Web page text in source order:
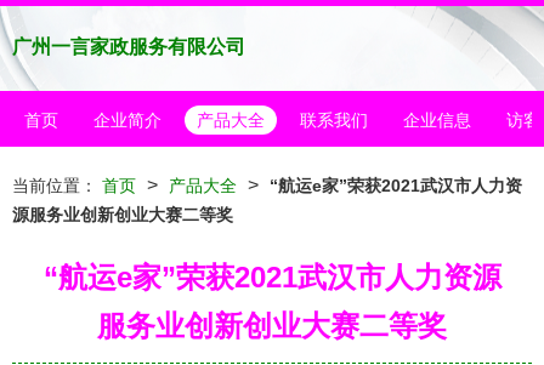
广州一言家政服务有限公司
首页 企业简介 产品大全 联系我们 企业信息 访客
当前位置： 首页 > 产品大全 >
“航运e家”荣获2021武汉市人力资
源服务业创新创业大赛二等奖
“航运e家”荣获2021武汉市人力资源
服务业创新创业大赛二等奖